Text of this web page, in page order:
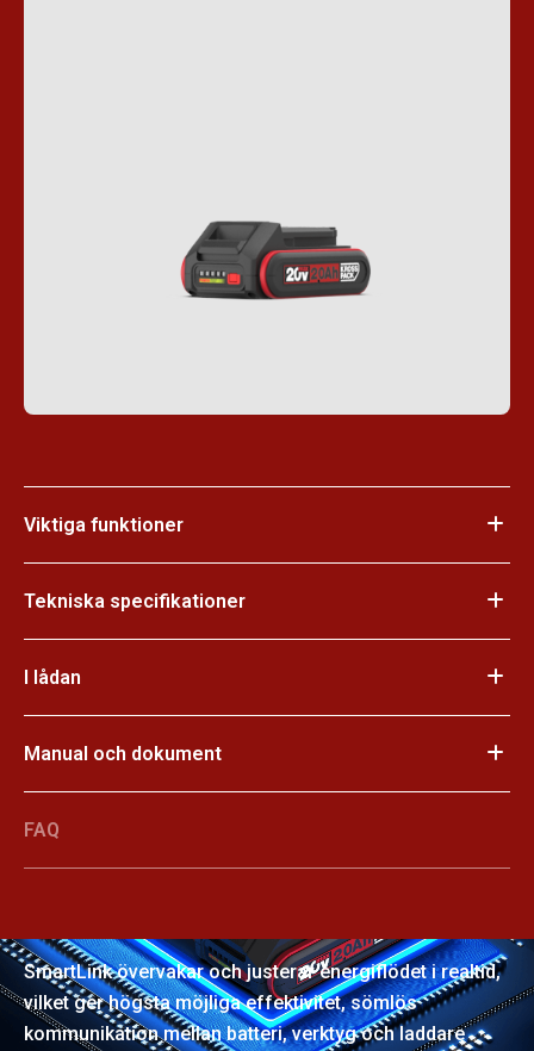
Viktiga funktioner
Tekniska specifikationer
I lådan
Manual och dokument
FAQ
SmartLink övervakar och justerar energiflödet i realtid,
vilket ger högsta möjliga effektivitet, sömlös
kommunikation mellan batteri, verktyg och laddare